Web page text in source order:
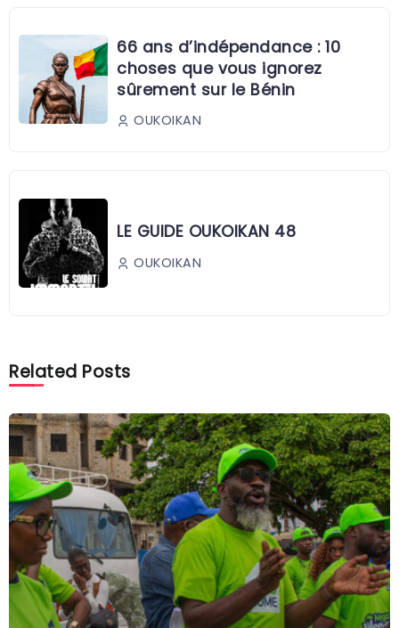
66 ans d’indépendance : 10
choses que vous ignorez
sûrement sur le Bénin
OUKOIKAN
LE GUIDE OUKOIKAN 48
OUKOIKAN
Related Posts